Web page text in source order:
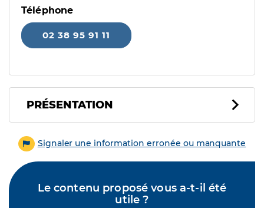
Téléphone
02 38 95 91 11
PRÉSENTATION
Signaler une information erronée ou manquante
Le contenu proposé vous a-t-il été
utile ?